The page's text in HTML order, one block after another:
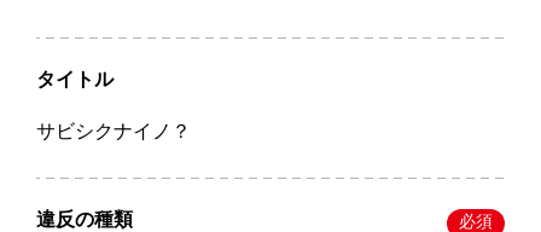
タイトル
サビシクナイノ？
違反の種類 必須